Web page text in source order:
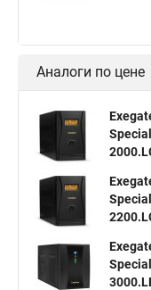
Аналоги по цене